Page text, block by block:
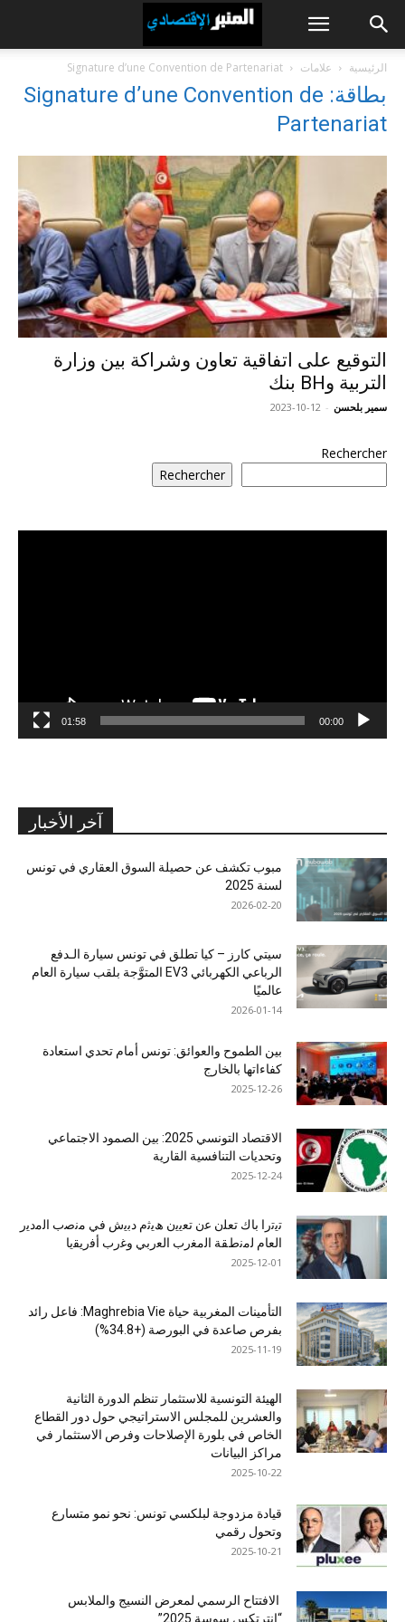
الرئيسية علامات Signature d’une Convention de Partenariat
بطاقة: Signature d’une Convention de
Partenariat
التوقيع على اتفاقية تعاون وشراكة بين وزارة
التربية وBH بنك
سمير بلحسن -
2023-10-12
Rechercher
Rechercher
00:00
01:58
آخر الأخبار
مبوب تكشف عن حصيلة السوق العقاري في تونس
لسنة 2025
2026-02-20
سيتي كارز – كيا تطلق في تونس سيارة الـدفع
الرباعي الكهربائي EV3 المتوَّجة بلقب سيارة العام
عالميًا
2026-01-14
بين الطموح والعوائق: تونس أمام تحدي استعادة
كفاءاتها بالخارج
2025-12-26
الاقتصاد التونسي 2025: بين الصمود الاجتماعي
وتحديات التنافسية القارية
2025-12-24
ﺗﯾﺗرا ﺑﺎك ﺗﻌﻠن ﻋن ﺗﻌﯾﯾن ھﯾﺛم دﺑﯾش ﻓﻲ ﻣﻧﺻب اﻟﻣدﯾر
اﻟﻌﺎم ﻟﻣﻧطﻘﺔ اﻟﻣﻐرب اﻟﻌرﺑﻲ وﻏرب أﻓرﯾﻘﯾﺎ
2025-12-01
التأمينات المغربية حياة Maghrebia Vie: فاعل رائد
بفرص صاعدة في البورصة (+34.8%)
2025-11-19
الهيئة التونسية للاستثمار تنظم الدورة الثانية
والعشرين للمجلس الاستراتيجي حول دور القطاع
الخاص في بلورة الإصلاحات وفرص الاستثمار في
مراكز البيانات
2025-10-22
قيادة مزدوجة لبلكسي تونس: نحو نمو متسارع
وتحول رقمي
2025-10-21
الافتتاح الرسمي لمعرض النسيج والملابس
“إنترتكس سوسة 2025”